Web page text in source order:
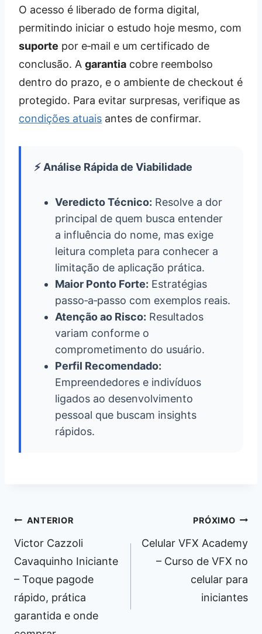
O acesso é liberado de forma digital,
permitindo iniciar o estudo hoje mesmo, com
suporte por e‑mail e um certificado de
conclusão. A garantia cobre reembolso
dentro do prazo, e o ambiente de checkout é
protegido. Para evitar surpresas, verifique as
condições atuais antes de confirmar.
⚡ Análise Rápida de Viabilidade
Veredicto Técnico: Resolve a dor
principal de quem busca entender
a influência do nome, mas exige
leitura completa para conhecer a
limitação de aplicação prática.
Maior Ponto Forte: Estratégias
passo‑a‑passo com exemplos reais.
Atenção ao Risco: Resultados
variam conforme o
comprometimento do usuário.
Perfil Recomendado:
Empreendedores e indivíduos
ligados ao desenvolvimento
pessoal que buscam insights
rápidos.
Navegação
de
Post
ANTERIOR
Victor Cazzoli
Cavaquinho Iniciante
– Toque pagode
rápido, prática
garantida e onde
PRÓXIMO
Celular VFX Academy
– Curso de VFX no
celular para
iniciantes